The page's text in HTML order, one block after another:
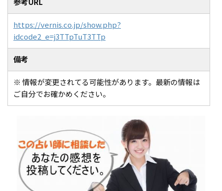
https://vernis.co.jp/show.php?
idcode2_e=j3TTpTuT3TTp
備考
※ 情報が変更されてる可能性があります。最新の情報は
ご自分でお確かめください。